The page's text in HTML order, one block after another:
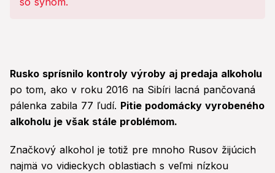
Rusko sprísnilo kontroly výroby aj predaja alkoholu
po tom, ako v roku 2016 na Sibíri lacná pančovaná
pálenka zabila 77 ľudí. Pitie podomácky vyrobeného
alkoholu je však stále problémom.
Značkový alkohol je totiž pre mnoho Rusov žijúcich
najmä vo vidieckych oblastiach s veľmi nízkou